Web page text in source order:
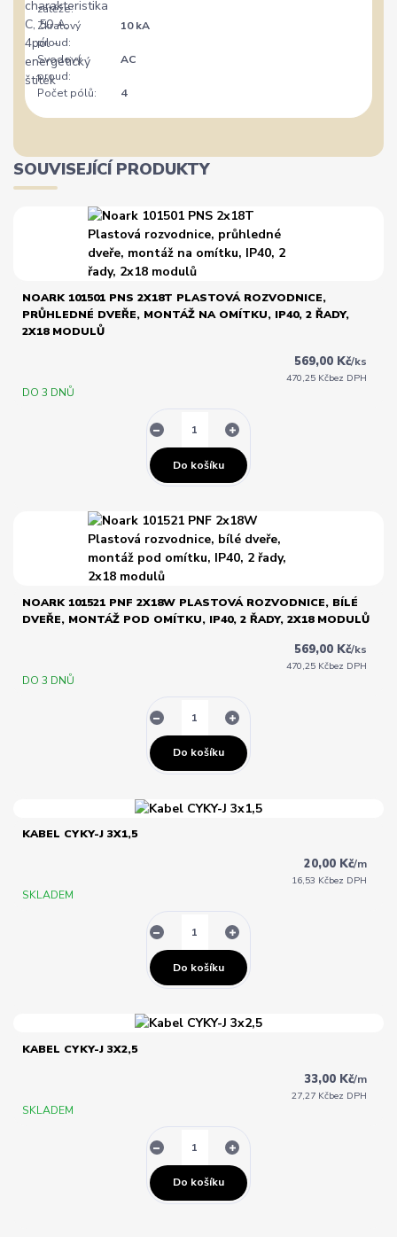
zátěže:
Zkratový
proud:
10 kA
Svodový
proud:
AC
Počet pólů: 4
SOUVISEJÍCÍ PRODUKTY
NOARK 101501 PNS 2X18T PLASTOVÁ ROZVODNICE,
PRŮHLEDNÉ DVEŘE, MONTÁŽ NA OMÍTKU, IP40, 2 ŘADY,
2X18 MODULŮ
569,00 Kč/ks
470,25 Kčbez DPH
DO 3 DNŮ
Do košíku
NOARK 101521 PNF 2X18W PLASTOVÁ ROZVODNICE, BÍLÉ
DVEŘE, MONTÁŽ POD OMÍTKU, IP40, 2 ŘADY, 2X18 MODULŮ
569,00 Kč/ks
470,25 Kčbez DPH
DO 3 DNŮ
Do košíku
KABEL CYKY-J 3X1,5
20,00 Kč/m
16,53 Kčbez DPH
SKLADEM
Do košíku
KABEL CYKY-J 3X2,5
33,00 Kč/m
27,27 Kčbez DPH
SKLADEM
Do košíku